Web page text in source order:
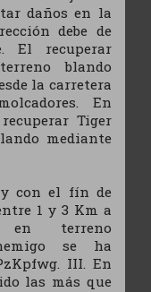
daños en la
debe de
El recuperar
blando
la carretera
En
Tiger
mediante
y con el fín de
1 y 3 Km a
en terreno
se ha
III. En
las más que